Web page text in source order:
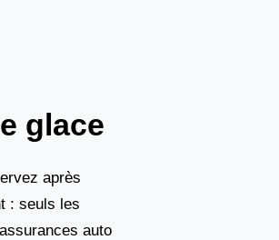
glace
après
: seuls les
auto